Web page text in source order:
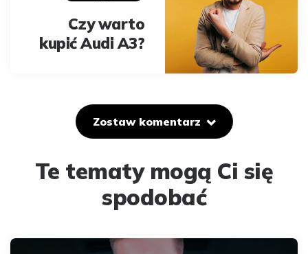
Czy warto
kupić Audi A3?
Zostaw komentarz
Te tematy mogą Ci się
spodobać